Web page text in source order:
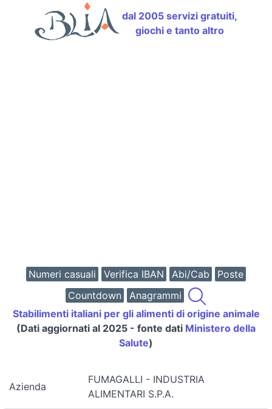
dal 2005 servizi gratuiti,
giochi e tanto altro
Numeri casuali Verifica IBAN Abi/Cab
Poste
Countdown
Anagrammi
Stabilimenti italiani per gli alimenti di origine animale
(Dati aggiornati al 2025 - fonte dati Ministero della
Salute)
Azienda
FUMAGALLI - INDUSTRIA
ALIMENTARI S.P.A.